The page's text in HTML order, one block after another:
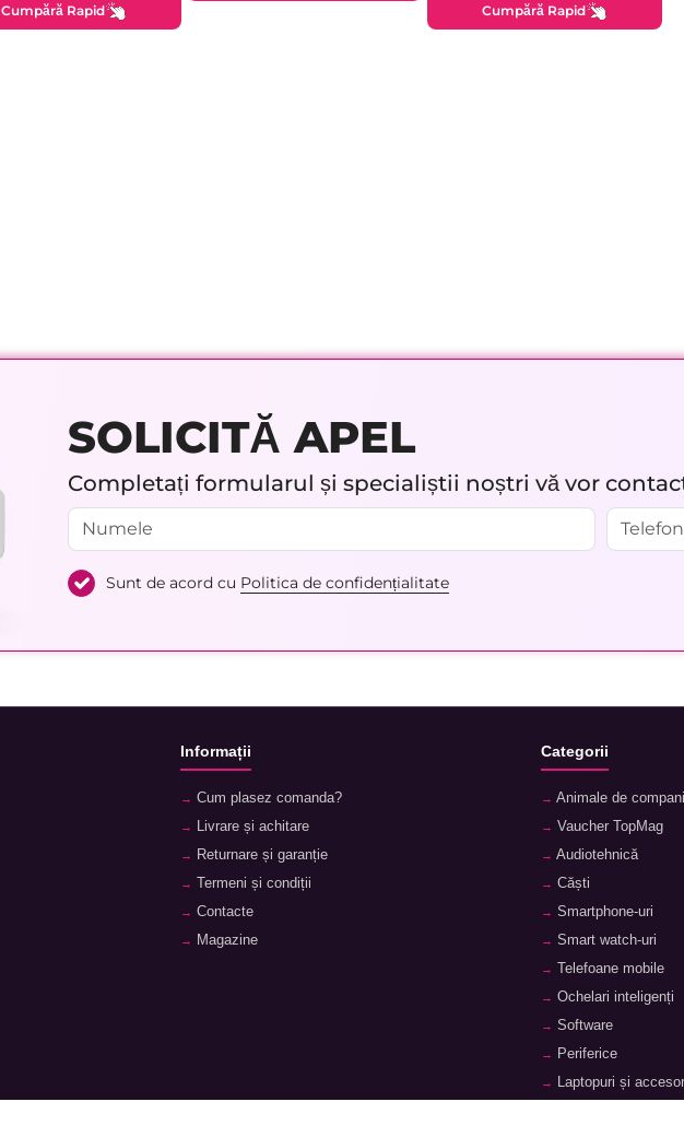
Cumpără Rapid Cumpără Rapid
SOLICITĂ APEL
Completați formularul și specialiștii noștri vă vor
Sunt de acord cu Politica de confidențialitate
Informații
Cum plasez comanda?
Livrare și achitare
Returnare și garanție
Termeni și condiții
Contacte
Magazine
Categorii
Animale de
Vaucher TopMag
Audiotehnică
Căști
Smartphone-uri
Smart watch-uri
Telefoane mobile
Ochelari inteligenți
Software
Periferice
Laptopuri și